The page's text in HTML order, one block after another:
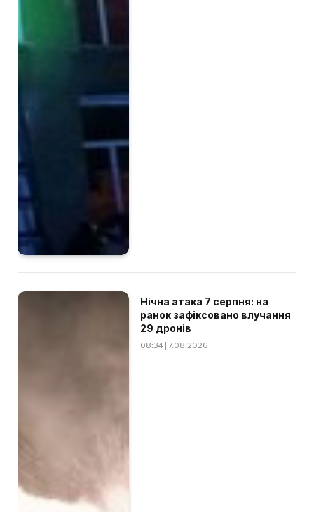
Нічна атака 7 серпня: на
ранок зафіксовано влучання
29 дронів
08:34 | 7.08.2026